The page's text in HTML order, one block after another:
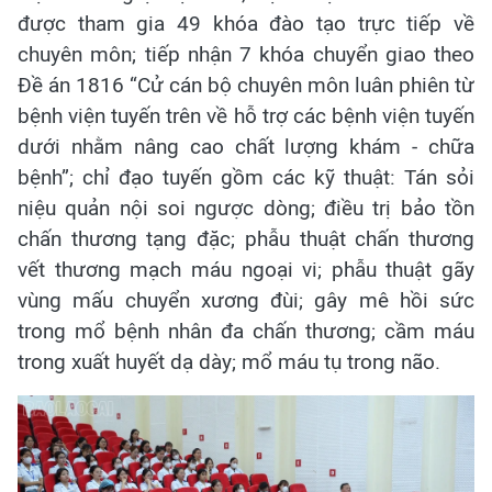
được tham gia 49 khóa đào tạo trực tiếp về
chuyên môn; tiếp nhận 7 khóa chuyển giao theo
Đề án 1816 “Cử cán bộ chuyên môn luân phiên từ
bệnh viện tuyến trên về hỗ trợ các bệnh viện tuyến
dưới nhằm nâng cao chất lượng khám - chữa
bệnh”; chỉ đạo tuyến gồm các kỹ thuật: Tán sỏi
niệu quản nội soi ngược dòng; điều trị bảo tồn
chấn thương tạng đặc; phẫu thuật chấn thương
vết thương mạch máu ngoại vi; phẫu thuật gãy
vùng mấu chuyển xương đùi; gây mê hồi sức
trong mổ bệnh nhân đa chấn thương; cầm máu
trong xuất huyết dạ dày; mổ máu tụ trong não.